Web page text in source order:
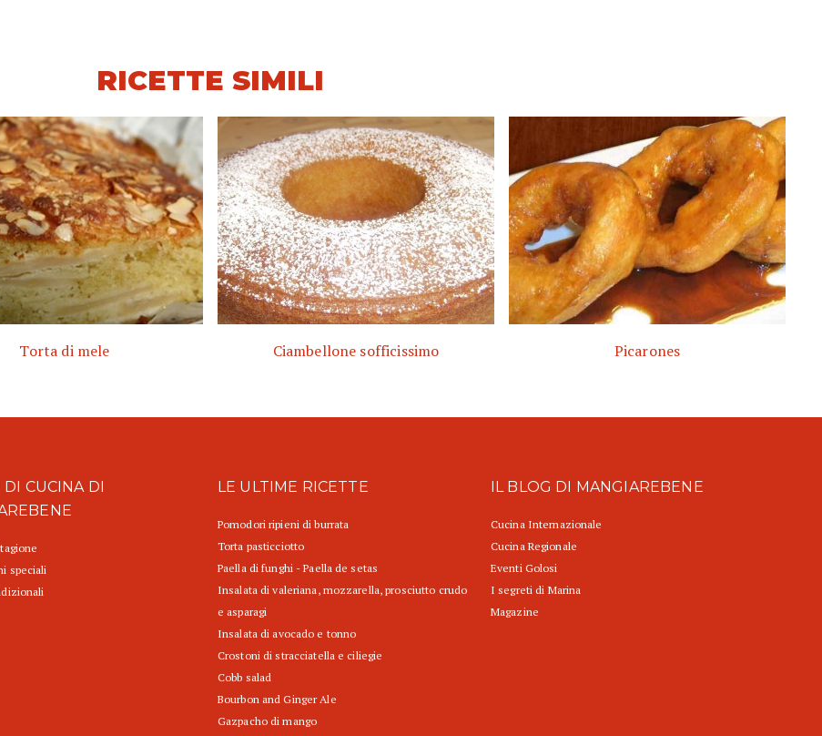
RICETTE SIMILI
Torta di mele Ciambellone sofficissimo Picarones
CUCINA DI
speciali
LE ULTIME RICETTE
Pomodori ripieni di burrata
Torta pasticciotto
Paella di funghi - Paella de setas
Insalata di valeriana, mozzarella, prosciutto crudo
e asparagi
Insalata di avocado e tonno
Crostoni di stracciatella e ciliegie
Cobb salad
Bourbon and Ginger Ale
Gazpacho di mango
IL BLOG DI MANGIAREBENE
Cucina Internazionale
Cucina Regionale
Eventi Golosi
I segreti di Marina
Magazine